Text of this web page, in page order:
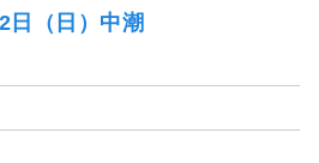
日（日）中潮